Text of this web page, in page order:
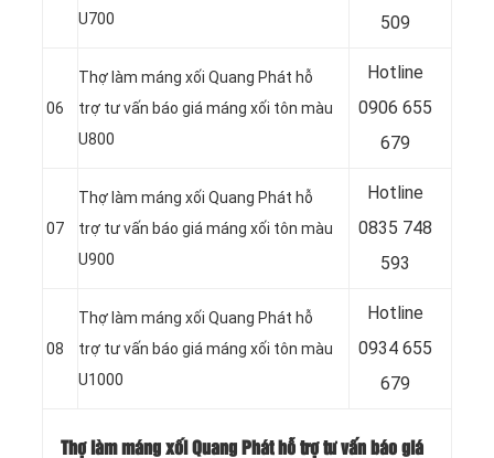
U700
509
06
Thợ làm máng xối Quang Phát hỗ
trợ tư vấn báo giá máng xối tôn màu
U800
Hotline
0906 655
679
07
Thợ làm máng xối Quang Phát hỗ
trợ tư vấn báo giá máng xối tôn màu
U900
Hotline
0835 748
593
08
Thợ làm máng xối Quang Phát hỗ
trợ tư vấn báo giá máng xối tôn màu
U1000
Hotline
0934 655
679
Thợ làm máng xối Quang Phát hỗ trợ tư vấn báo giá